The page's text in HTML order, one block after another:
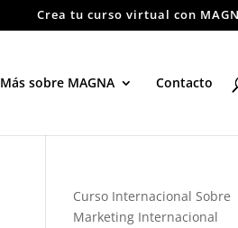
Crea tu curso virtual con
Más sobre MAGNA Contacto
Curso Internacional Sobre
Marketing Internacional